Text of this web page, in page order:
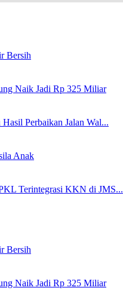
Bersih
Naik Jadi Rp 325 Miliar
Perbaikan Jalan Wal...
Anak
Terintegrasi KKN di JMS...
Bersih
Naik Jadi Rp 325 Miliar